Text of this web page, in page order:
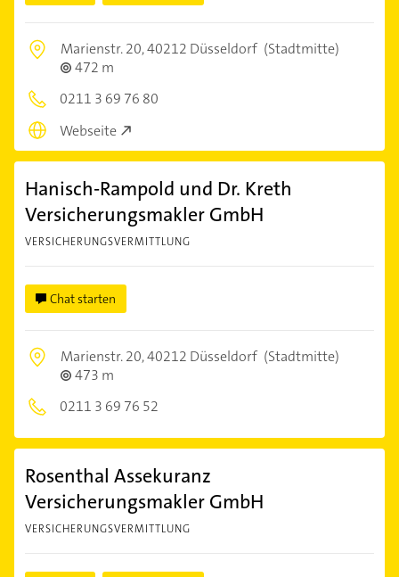
Marienstr. 20,40212 Düsseldorf (Stadtmitte)
472 m
0211 3 69 76 80
Webseite
Hanisch-Rampold und Dr. Kreth
Versicherungsmakler GmbH
VERSICHERUNGSVERMITTLUNG
Chat starten
Marienstr. 20,40212 Düsseldorf (Stadtmitte)
473 m
0211 3 69 76 52
Rosenthal Assekuranz
Versicherungsmakler GmbH
VERSICHERUNGSVERMITTLUNG